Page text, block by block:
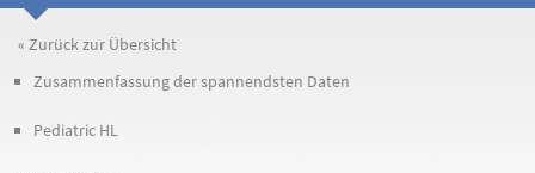
« Zurück zur Übersicht
Zusammenfassung der spannendsten Daten
Pediatric HL